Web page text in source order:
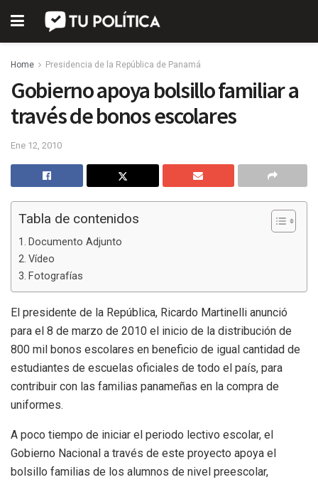
Home Presidencia de la República de Panamá
Gobierno apoya bolsillo familiar a
través de bonos escolares
Ene 12, 2010
Tabla de contenidos
Documento Adjunto
Vídeo
Fotografías
El presidente de la República, Ricardo Martinelli anunció
para el 8 de marzo de 2010 el inicio de la distribución de
800 mil bonos escolares en beneficio de igual cantidad de
estudiantes de escuelas oficiales de todo el país, para
contribuir con las familias panameñas en la compra de
uniformes.
A poco tiempo de iniciar el periodo lectivo escolar, el
Gobierno Nacional a través de este proyecto apoya el
bolsillo familias de los alumnos de nivel preescolar,